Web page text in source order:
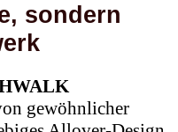
sondern
gewöhnlicher